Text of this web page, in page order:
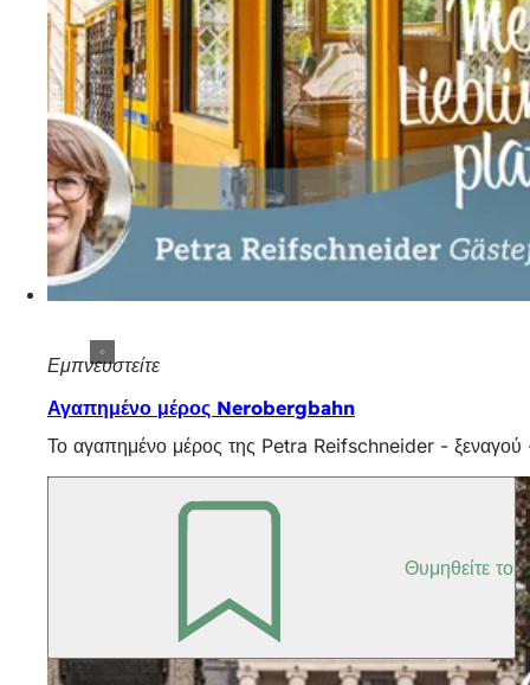
Εμπνευστείτε
Αγαπημένο μέρος Nerobergbahn
Το αγαπημένο μέρος της Petra Reifschneider - ξεναγού -
Θυμηθείτε το